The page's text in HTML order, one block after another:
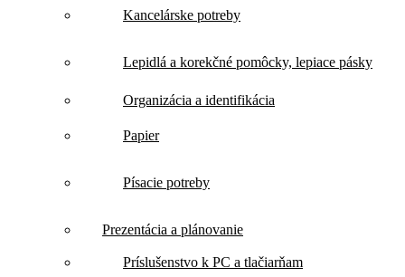
Kancelárske potreby
Lepidlá a korekčné pomôcky, lepiace pásky
Organizácia a identifikácia
Papier
Písacie potreby
Prezentácia a plánovanie
Príslušenstvo k PC a tlačiarňam